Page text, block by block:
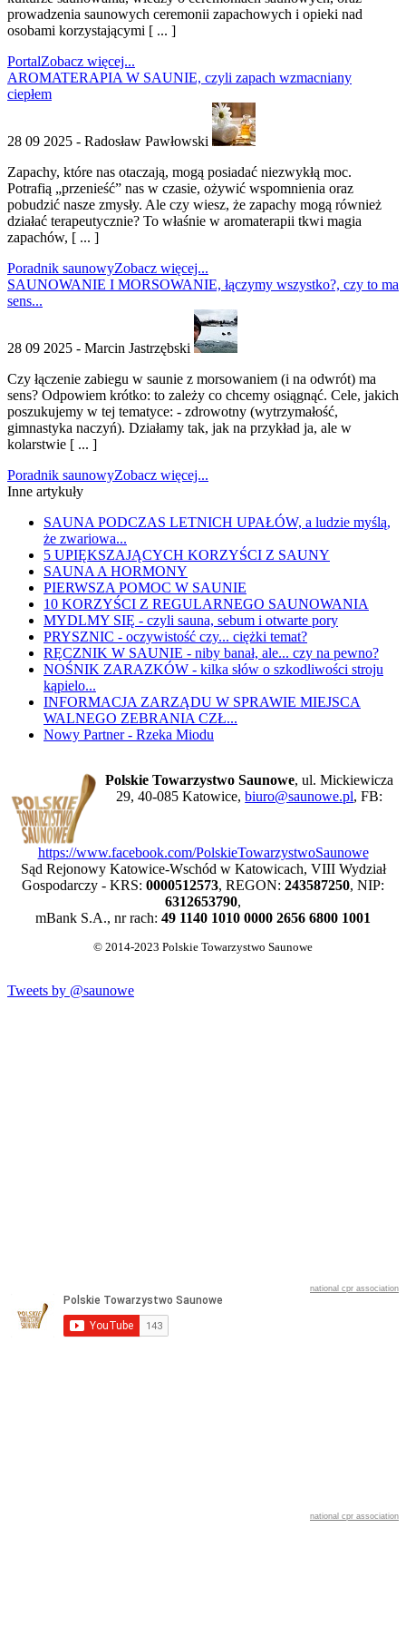
prowadzenia saunowych ceremonii zapachowych i opieki nad
osobami korzystającymi [ ... ]
PortalZobacz więcej...
AROMATERAPIA W SAUNIE, czyli zapach wzmacniany
ciepłem
28 09 2025 - Radosław Pawłowski
Zapachy, które nas otaczają, mogą posiadać niezwykłą moc.
Potrafią „przenieść” nas w czasie, ożywić wspomnienia oraz
pobudzić nasze zmysły. Ale czy wiesz, że zapachy mogą również
działać terapeutycznie? To właśnie w aromaterapii tkwi magia
zapachów, [ ... ]
Poradnik saunowyZobacz więcej...
SAUNOWANIE I MORSOWANIE, łączymy wszystko?, czy to ma
sens...
28 09 2025 - Marcin Jastrzębski
Czy łączenie zabiegu w saunie z morsowaniem (i na odwrót) ma
sens? Odpowiem krótko: to zależy co chcemy osiągnąć. Cele, jakich
poszukujemy w tej tematyce: - zdrowotny (wytrzymałość,
gimnastyka naczyń). Działamy tak, jak na przykład ja, ale w
kolarstwie [ ... ]
Poradnik saunowyZobacz więcej...
Inne artykuły
SAUNA PODCZAS LETNICH UPAŁÓW, a ludzie myślą,
że zwariowa...
5 UPIĘKSZAJĄCYCH KORZYŚCI Z SAUNY
SAUNA A HORMONY
PIERWSZA POMOC W SAUNIE
10 KORZYŚCI Z REGULARNEGO SAUNOWANIA
MYDLMY SIĘ - czyli sauna, sebum i otwarte pory
PRYSZNIC - oczywistość czy... ciężki temat?
RĘCZNIK W SAUNIE - niby banał, ale... czy na pewno?
NOŚNIK ZARAZKÓW - kilka słów o szkodliwości stroju
kąpielo...
INFORMACJA ZARZĄDU W SPRAWIE MIEJSCA
WALNEGO ZEBRANIA CZŁ...
Nowy Partner - Rzeka Miodu
Polskie Towarzystwo Saunowe, ul. Mickiewicza
29, 40-085 Katowice,biuro@saunowe.pl, FB:
https://www.facebook.com/PolskieTowarzystwoSaunowe
Sąd Rejonowy Katowice-Wschód w Katowicach, VIII Wydział
Gospodarczy - KRS: 0000512573, REGON: 243587250, NIP:
6312653790,
mBank S.A., nr rach: 49 1140 1010 0000 2656 6800 1001
© 2014-2023 Polskie Towarzystwo Saunowe
Tweets by @saunowe
national cpr association
national cpr association